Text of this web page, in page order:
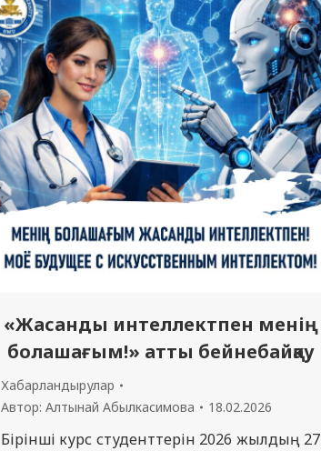
топтар: қазіргі уақытта кафедрада білім
алып жатқан 713, 714, 715, 716, 720, 721
топтарының ЖТД-интерндері.
«Жасанды интеллектпен менің
болашағым!» атты бейнебайқау
Хабарландырулар
Автор: Алтынай Абылкасимова 18.02.2026
Бірінші курс студенттерін 2026 жылдың 27